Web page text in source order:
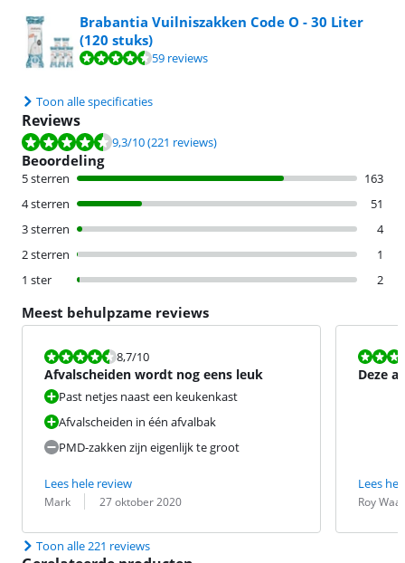
Brabantia Vuilniszakken Code O - 30 Liter
(120 stuks)
Beoordeling is 9,2 van de 10, gebaseerd op 59 reviews.
59 reviews
Toon alle specificaties
Reviews
Beoordeling is 9,3 van de 10, gebaseerd op 221 reviews.
9,3/10(221 reviews)
Beoordeling
5 sterren
163
4 sterren
51
3 sterren
4
2 sterren
1
1 ster
2
Meest behulpzame reviews
Beoordeling is 8,7 van de 10.
8,7/10
Afvalscheiden wordt nog eens leuk
Past netjes naast een keukenkast
Afvalscheiden in één afvalbak
PMD-zakken zijn eigenlijk te groot
Lees hele review
Beoordeling door:
Mark
Datum: 27 oktober 2020
Deze
Lees
Roy
Datum:
Toon alle 221 reviews